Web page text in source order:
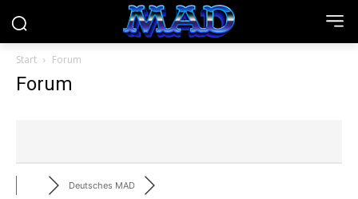
Start Forum
Forum
Deutsches MAD